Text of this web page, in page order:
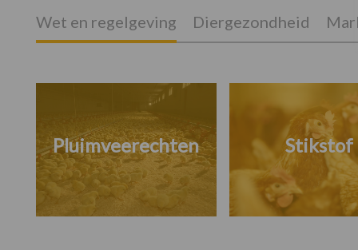
Wet en regelgeving Diergezondheid
Pluimveerechten Stikstof